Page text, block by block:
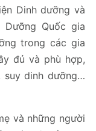
Dinh dưỡng và
Dưỡng Quốc gia
trong các gia
đủ và phù hợp,
suy dinh dưỡng…
và những người